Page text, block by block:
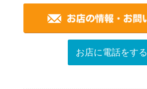
お店に電話をする